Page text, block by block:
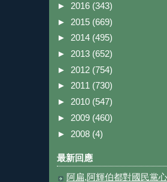
► 2016 (343)
► 2015 (669)
► 2014 (495)
► 2013 (652)
► 2012 (754)
► 2011 (730)
► 2010 (547)
► 2009 (460)
► 2008 (4)
最新回應
阿扁,阿輝伯都對國民黨